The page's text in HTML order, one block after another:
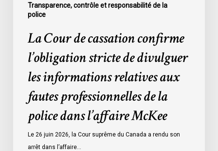
Transparence, contrôle et responsabilité de la
police
professionnelles
police
dans
McKee
La Cour de cassation confirme
l’obligation stricte de divulguer
les informations relatives aux
fautes professionnelles de la
police dans l’affaire McKee
Le 26 juin 2026, la Cour suprême du Canada a rendu son
arrêt dans l’affaire…